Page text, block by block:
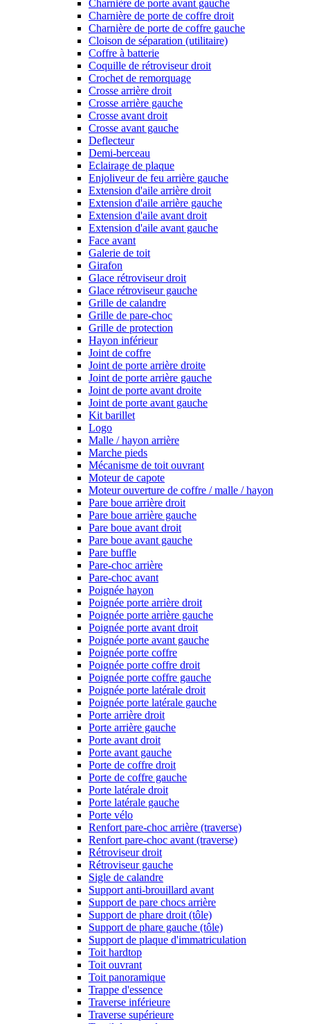
Charnière de porte avant gauche
Charnière de porte de coffre droit
Charnière de porte de coffre gauche
Cloison de séparation (utilitaire)
Coffre à batterie
Coquille de rétroviseur droit
Crochet de remorquage
Crosse arrière droit
Crosse arrière gauche
Crosse avant droit
Crosse avant gauche
Deflecteur
Demi-berceau
Eclairage de plaque
Enjoliveur de feu arrière gauche
Extension d'aile arrière droit
Extension d'aile arrière gauche
Extension d'aile avant droit
Extension d'aile avant gauche
Face avant
Galerie de toit
Girafon
Glace rétroviseur droit
Glace rétroviseur gauche
Grille de calandre
Grille de pare-choc
Grille de protection
Hayon inférieur
Joint de coffre
Joint de porte arrière droite
Joint de porte arrière gauche
Joint de porte avant droite
Joint de porte avant gauche
Kit barillet
Logo
Malle / hayon arrière
Marche pieds
Mécanisme de toit ouvrant
Moteur de capote
Moteur ouverture de coffre / malle / hayon
Pare boue arrière droit
Pare boue arrière gauche
Pare boue avant droit
Pare boue avant gauche
Pare buffle
Pare-choc arrière
Pare-choc avant
Poignée hayon
Poignée porte arrière droit
Poignée porte arrière gauche
Poignée porte avant droit
Poignée porte avant gauche
Poignée porte coffre
Poignée porte coffre droit
Poignée porte coffre gauche
Poignée porte latérale droit
Poignée porte latérale gauche
Porte arrière droit
Porte arrière gauche
Porte avant droit
Porte avant gauche
Porte de coffre droit
Porte de coffre gauche
Porte latérale droit
Porte latérale gauche
Porte vélo
Renfort pare-choc arrière (traverse)
Renfort pare-choc avant (traverse)
Rétroviseur droit
Rétroviseur gauche
Sigle de calandre
Support anti-brouillard avant
Support de pare chocs arrière
Support de phare droit (tôle)
Support de phare gauche (tôle)
Support de plaque d'immatriculation
Toit hardtop
Toit ouvrant
Toit panoramique
Trappe d'essence
Traverse inférieure
Traverse supérieure